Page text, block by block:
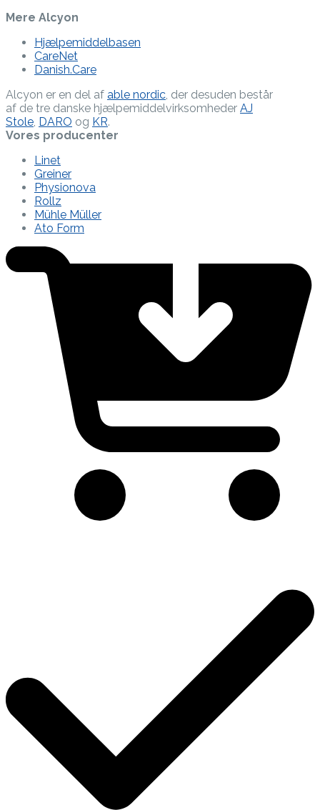
Mere Alcyon
Hjælpemiddelbasen
CareNet
Danish.Care
Alcyon er en del af able nordic , der desuden består
af de tre danske hjælpe­middel­virksomheder AJ
Stole DARO og KR.
Vores producenter
Linet
Greiner
Physionova
Rollz
Mühle Müller
Ato Form